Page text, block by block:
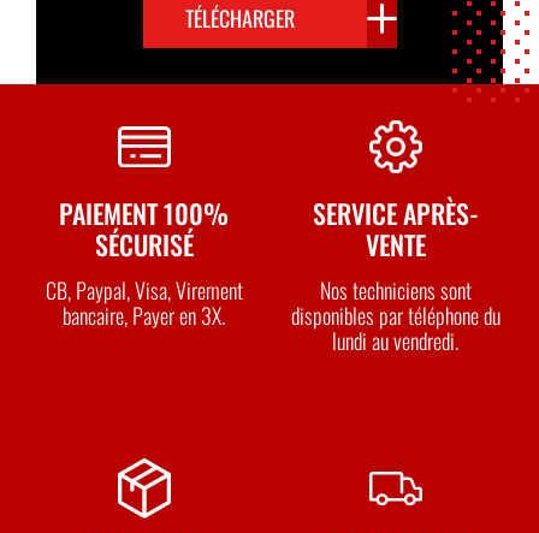
TÉLÉCHARGER
PAIEMENT 100%
SÉCURISÉ
CB, Paypal, Visa, Virement
bancaire, Payer en 3X.
SERVICE APRÈS-
VENTE
Nos techniciens sont
disponibles par téléphone du
lundi au vendredi.